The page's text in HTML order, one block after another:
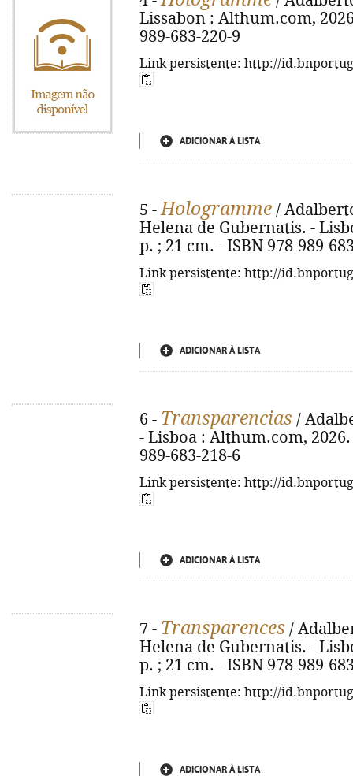
Lissabon : Althum.com,
989-683-220-9
Link persistente: http://
ADICIONAR À LISTA
5 -Hologramme /
Helena de Gubernatis. -
p. ; 21 cm. - ISBN 978-989-
Link persistente: http://
ADICIONAR À LISTA
6 - Transparencias /
- Lisboa : Althum.com, 2026.
989-683-218-6
Link persistente: http://
ADICIONAR À LISTA
7 - Transparences /
Helena de Gubernatis. -
p. ; 21 cm. - ISBN 978-989-
Link persistente: http://
ADICIONAR À LISTA